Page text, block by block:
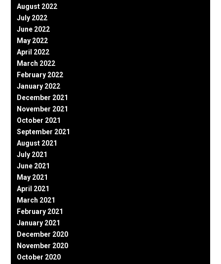
August 2022
July 2022
June 2022
May 2022
April 2022
March 2022
February 2022
January 2022
December 2021
November 2021
October 2021
September 2021
August 2021
July 2021
June 2021
May 2021
April 2021
March 2021
February 2021
January 2021
December 2020
November 2020
October 2020